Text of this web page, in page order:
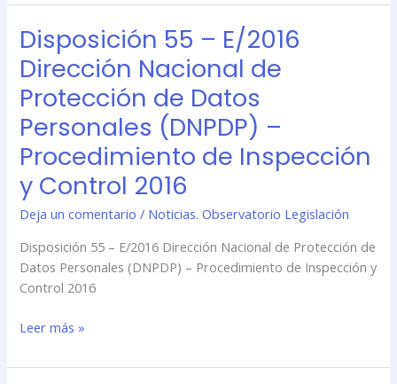
Disposición 55 – E/2016
Dirección Nacional de
Protección de Datos
Personales (DNPDP) –
Procedimiento de Inspección
y Control 2016
Deja un comentario / Noticias. Observatorio Legislación
Disposición 55 – E/2016 Dirección Nacional de Protección de
Datos Personales (DNPDP) – Procedimiento de Inspección y
Control 2016
Disposición
55
–
E/2016
Dirección
Nacional
de
Protección
de
Datos
(DNPDP)
–
Procedimiento
Leer más »